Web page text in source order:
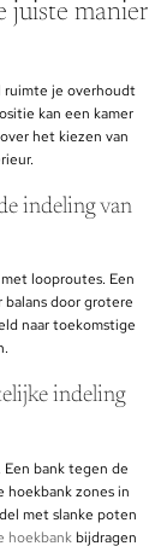
juiste manier
ruimte je overhoudt
kan een kamer
het kiezen van
indeling van
looproutes. Een
door grotere
naar toekomstige
indeling
bank tegen de
zones in
met slanke poten
hoekbankbijdragen